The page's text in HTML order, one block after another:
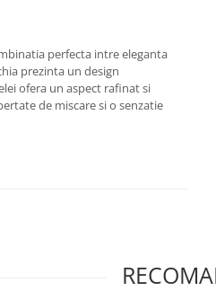
perfecta intre eleganta
prezinta un design
ofera un aspect rafinat si
de miscare si o senzatie